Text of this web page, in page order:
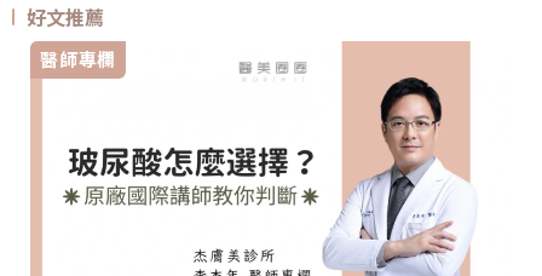
好文推薦
醫師專欄